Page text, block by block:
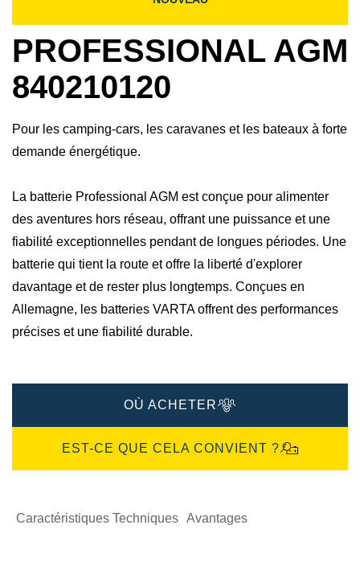
PROFESSIONAL AGM
840210120
Pour les camping-cars, les caravanes et les bateaux à forte
demande énergétique.
La batterie Professional AGM est conçue pour alimenter
des aventures hors réseau, offrant une puissance et une
fiabilité exceptionnelles pendant de longues périodes. Une
batterie qui tient la route et offre la liberté d'explorer
davantage et de rester plus longtemps.​ Conçues en
Allemagne, les batteries VARTA offrent des performances
précises et une fiabilité durable.​
OÙ ACHETER
EST-CE QUE CELA CONVIENT ?
Caractéristiques Techniques Avantages